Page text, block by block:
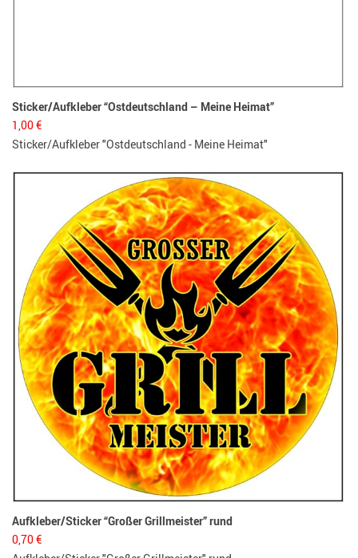
Sticker/Aufkleber “Ostdeutschland – Meine Heimat”
1,00€
Sticker/Aufkleber "Ostdeutschland - Meine Heimat"
Aufkleber/Sticker “Großer Grillmeister” rund
0,70€